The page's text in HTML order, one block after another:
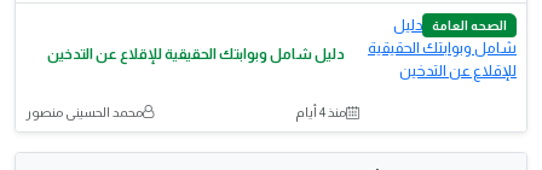
الصحه العامة
دليل شامل وبوابتك الحقيقية للإقلاع عن التدخين
منذ 4 أيام محمد الحسينى منصور